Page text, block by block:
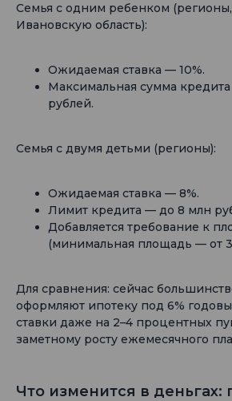
Семья с одним ребенком
Ивановскую область):
Ожидаемая ставка — 10%.
Максимальная сумма
рублей.
Семья с двумя детьми (регионы):
Ожидаемая ставка — 8%.
Лимит кредита — до 8 млн
Добавляется требование к
(минимальная площадь — от
Для сравнения: сейчас
оформляют ипотеку под 6%
ставки даже на 2–4 процентных
заметному росту ежемесячного
Что изменится в